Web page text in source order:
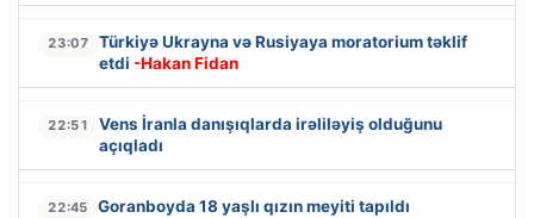
23:07
Türkiyə Ukrayna və Rusiyaya moratorium təklif
etdi -Hakan Fidan
22:51
Vens İranla danışıqlarda irəliləyiş olduğunu
açıqladı
22:45 Goranboyda 18 yaşlı qızın meyiti tapıldı